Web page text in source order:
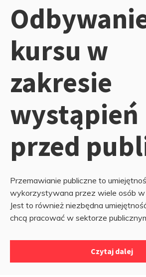
kursu w
zakresie
wystąpień
przed
Przemawianie publiczne to
wykorzystywana przez wiele osób w
Jest to również niezbędna
chcą pracować w sektorze
Czytaj dalej